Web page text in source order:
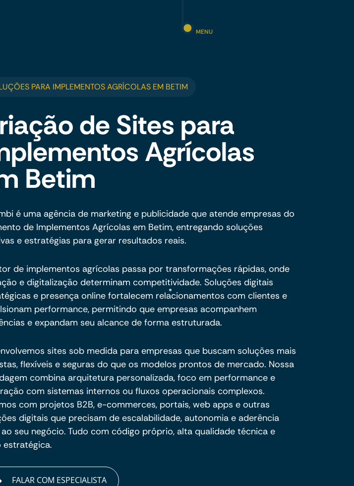
MENU
PARA IMPLEMENTOS AGRÍCOLAS EM BETIM
de Sites para
Agrícolas
Betim
é uma agência de marketing e publicidade que atende empresas do
de Implementos Agrícolas em Betim, entregando soluções
e estratégias para gerar resultados reais.
de implementos agrícolas passa por transformações rápidas, onde
e digitalização determinam competitividade. Soluções digitais
e presença online fortalecem relacionamentos com clientes e
performance, permitindo que empresas acompanhem
e expandam seu alcance de forma estruturada.
sites sob medida para empresas que buscam soluções mais
flexíveis e seguras do que os modelos prontos de mercado. Nossa
combina arquitetura personalizada, foco em performance e
com sistemas internos ou fluxos operacionais complexos.
com projetos B2B, e-commerces, portais, web apps e outras
digitais que precisam de escalabilidade, autonomia e aderência
seu negócio. Tudo com código próprio, alta qualidade técnica e
estratégica.
FALAR COM ESPECIALISTA